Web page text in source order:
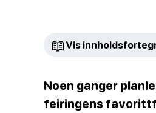
📖 Vis
Noen ganger
feiringens